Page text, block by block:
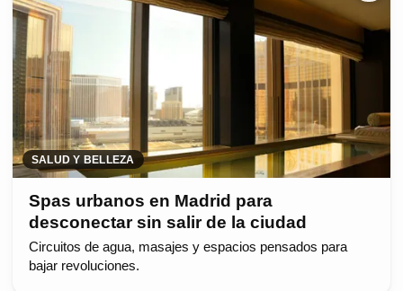
SALUD Y BELLEZA
Spas urbanos en Madrid para
desconectar sin salir de la ciudad
Circuitos de agua, masajes y espacios pensados para
bajar revoluciones.